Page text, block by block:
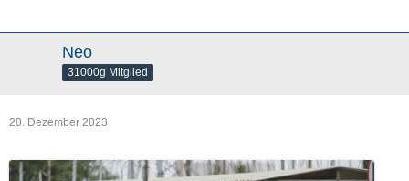
Neo
31000g Mitglied
20. Dezember 2023